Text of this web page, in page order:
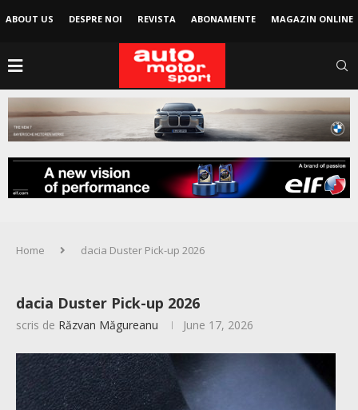
ABOUT US DESPRE NOI REVISTA ABONAMENTE MAGAZIN ONLINE
Home dacia Duster Pick-up 2026
dacia Duster Pick-up 2026
scris de Răzvan Măgureanu June 17, 2026